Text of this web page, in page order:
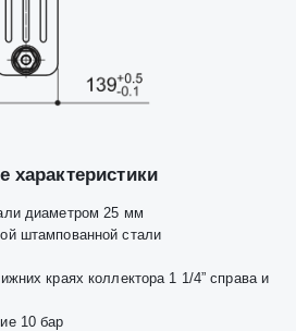
характеристики
диаметром 25 мм
штампованной стали
краях коллектора 1 1/4” справа и
10 бар